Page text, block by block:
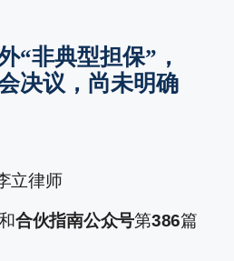
“非典型担保”，
决议，尚未明确
立律师
合伙指南公众号第386篇